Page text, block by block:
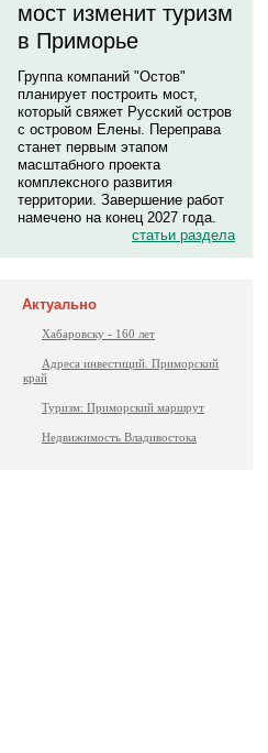
мост изменит туризм
в Приморье
Группа компаний "Остов"
планирует построить мост,
который свяжет Русский остров
с островом Елены. Переправа
станет первым этапом
масштабного проекта
комплексного развития
территории. Завершение работ
намечено на конец 2027 года.
статьи раздела
Актуально
Хабаровску - 160 лет
Адреса инвестиций. Приморский
край
Туризм: Приморский маршрут
Недвижимость Владивостока